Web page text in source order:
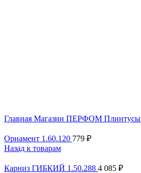
Главная Магазин ПЕРФОМ Плинтусы
Орнамент 1.60.120 779 ₽
Назад к товарам
Карниз ГИБКИЙ 1.50.288 4 085 ₽